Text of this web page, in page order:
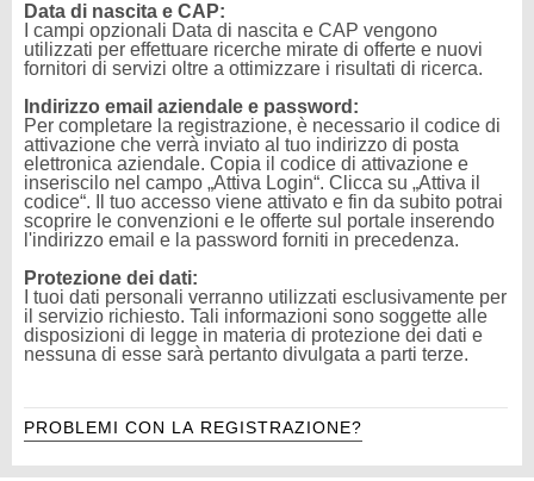
Data di nascita e CAP:
I campi opzionali Data di nascita e CAP vengono
utilizzati per effettuare ricerche mirate di offerte e nuovi
fornitori di servizi oltre a ottimizzare i risultati di ricerca.
Indirizzo email aziendale e password:
Per completare la registrazione, è necessario il codice di
attivazione che verrà inviato al tuo indirizzo di posta
elettronica aziendale. Copia il codice di attivazione e
inseriscilo nel campo „Attiva Login“. Clicca su „Attiva il
codice“. Il tuo accesso viene attivato e fin da subito potrai
scoprire le convenzioni e le offerte sul portale inserendo
l'indirizzo email e la password forniti in precedenza.
Protezione dei dati:
I tuoi dati personali verranno utilizzati esclusivamente per
il servizio richiesto. Tali informazioni sono soggette alle
disposizioni di legge in materia di protezione dei dati e
nessuna di esse sarà pertanto divulgata a parti terze.
PROBLEMI CON LA REGISTRAZIONE?